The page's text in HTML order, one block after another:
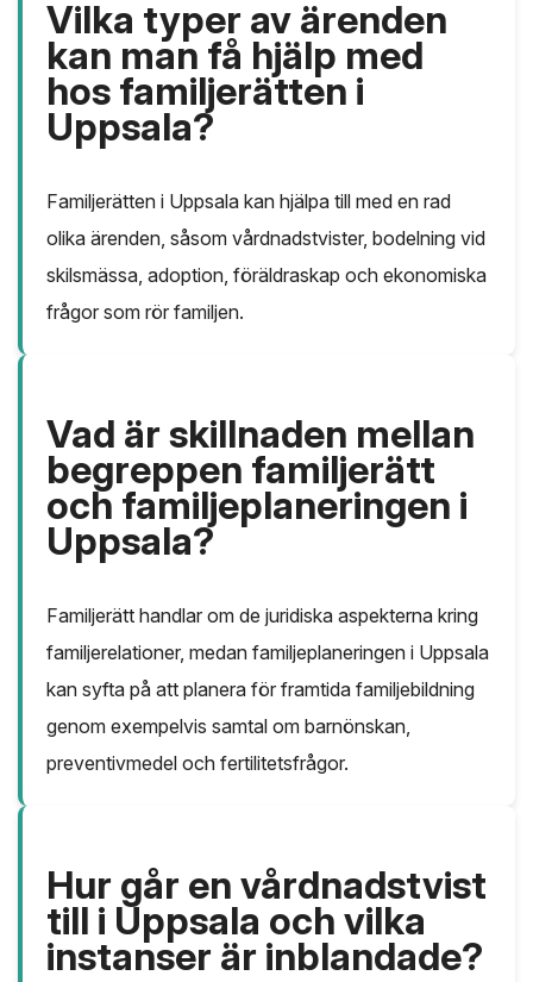
Vilka typer av ärenden
kan man få hjälp med
hos familjerätten i
Uppsala?
Familjerätten i Uppsala kan hjälpa till med en rad
olika ärenden, såsom vårdnadstvister, bodelning vid
skilsmässa, adoption, föräldraskap och ekonomiska
frågor som rör familjen.
Vad är skillnaden mellan
begreppen familjerätt
och familjeplaneringen i
Uppsala?
Familjerätt handlar om de juridiska aspekterna kring
familjerelationer, medan familjeplaneringen i Uppsala
kan syfta på att planera för framtida familjebildning
genom exempelvis samtal om barnönskan,
preventivmedel och fertilitetsfrågor.
Hur går en vårdnadstvist
till i Uppsala och vilka
instanser är inblandade?